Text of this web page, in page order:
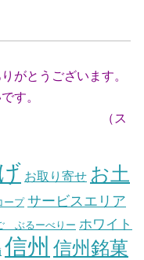
がとうございます。
です。
お取り寄せ お土
ープ サービスエリア
ぶるーべりー ホワイト
信州 信州銘菓